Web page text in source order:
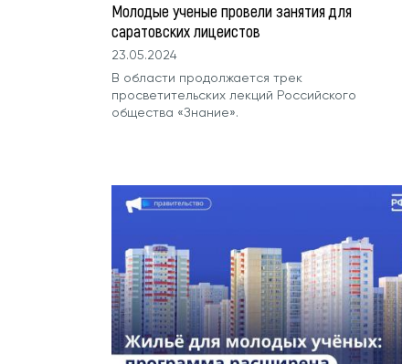
Молодые ученые провели занятия для
саратовских лицеистов
23.05.2024
В области продолжается трек
просветительских лекций Российского
общества «Знание».